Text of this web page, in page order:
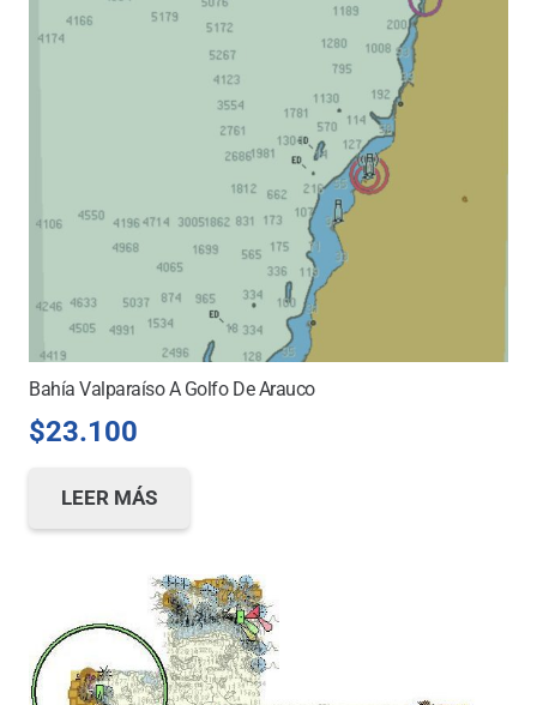
Bahía Valparaíso A Golfo De Arauco
$23.100
LEER MÁS